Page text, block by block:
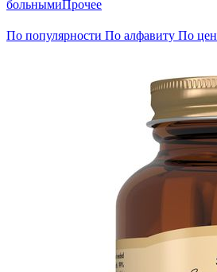
больнымиПрочее
По популярности По алфавиту По